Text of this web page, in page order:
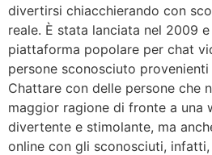
divertirsi chiacchierando con
reale. È stata lanciata nel 2009
piattaforma popolare per chat
persone sconosciuto
Chattare con delle persone che
maggior ragione di fronte a una
divertente e stimolante, ma
online con gli sconosciuti,